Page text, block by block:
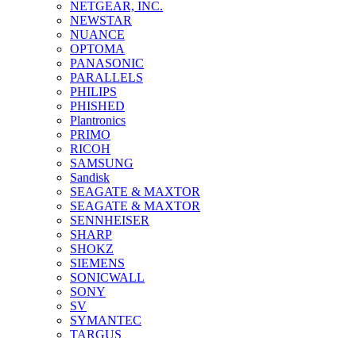
NETGEAR, INC.
NEWSTAR
NUANCE
OPTOMA
PANASONIC
PARALLELS
PHILIPS
PHISHED
Plantronics
PRIMO
RICOH
SAMSUNG
Sandisk
SEAGATE & MAXTOR
SEAGATE & MAXTOR
SENNHEISER
SHARP
SHOKZ
SIEMENS
SONICWALL
SONY
SV
SYMANTEC
TARGUS